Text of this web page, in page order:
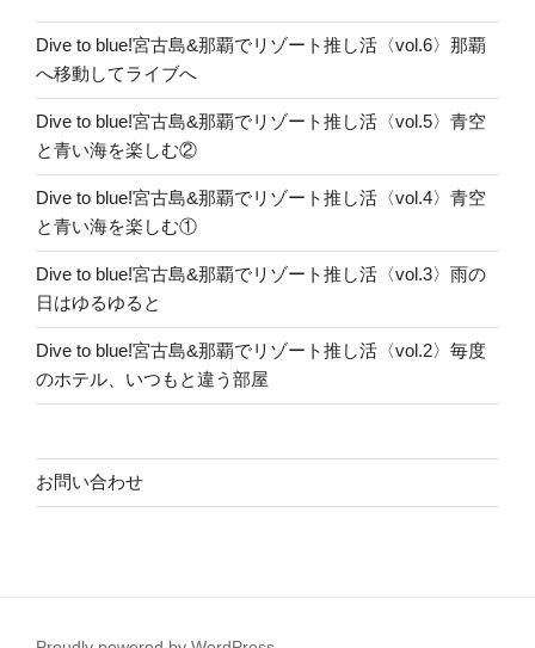
Dive to blue!宮古島&那覇でリゾート推し活〈vol.6〉那覇
へ移動してライブへ
Dive to blue!宮古島&那覇でリゾート推し活〈vol.5〉青空
と青い海を楽しむ②
Dive to blue!宮古島&那覇でリゾート推し活〈vol.4〉青空
と青い海を楽しむ①
Dive to blue!宮古島&那覇でリゾート推し活〈vol.3〉雨の
日はゆるゆると
Dive to blue!宮古島&那覇でリゾート推し活〈vol.2〉毎度
のホテル、いつもと違う部屋
お問い合わせ